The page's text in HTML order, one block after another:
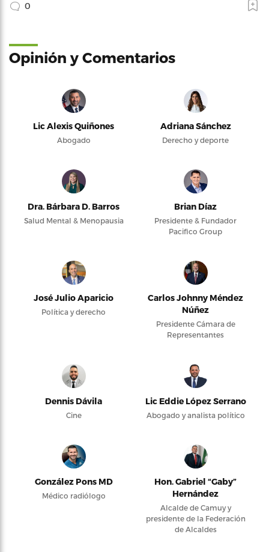
0
Opinión y Comentarios
Lic Alexis Quiñones
Abogado
Adriana Sánchez
Derecho y deporte
Dra. Bárbara D. Barros
Salud Mental & Menopausia
Brian Díaz
Presidente & Fundador
Pacifico Group
José Julio Aparicio
Política y derecho
Carlos Johnny Méndez
Núñez
Presidente Cámara de
Representantes
Dennis Dávila
Cine
Lic Eddie López Serrano
Abogado y analista político
González Pons MD
Médico radiólogo
Hon. Gabriel “Gaby”
Hernández
Alcalde de Camuy y
presidente de la Federación
de Alcaldes